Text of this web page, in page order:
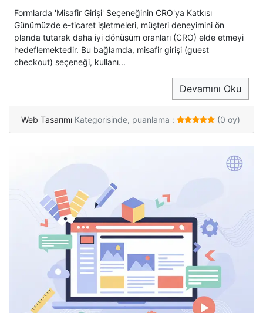
Formlarda 'Misafir Girişi' Seçeneğinin CRO'ya Katkısı
Günümüzde e-ticaret işletmeleri, müşteri deneyimini ön
planda tutarak daha iyi dönüşüm oranları (CRO) elde etmeyi
hedeflemektedir. Bu bağlamda, misafir girişi (guest
checkout) seçeneği, kullanı...
Devamını Oku
Web Tasarımı Kategorisinde, puanlama : (0 oy)